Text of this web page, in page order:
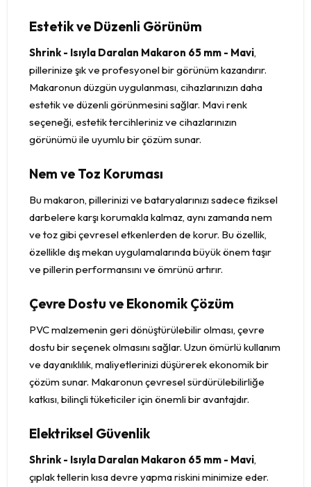
Estetik ve Düzenli Görünüm
Shrink - Isıyla Daralan Makaron 65 mm - Mavi,
pillerinize şık ve profesyonel bir görünüm kazandırır.
Makaronun düzgün uygulanması, cihazlarınızın daha
estetik ve düzenli görünmesini sağlar. Mavi renk
seçeneği, estetik tercihleriniz ve cihazlarınızın
görünümü ile uyumlu bir çözüm sunar.
Nem ve Toz Koruması
Bu makaron, pillerinizi ve bataryalarınızı sadece fiziksel
darbelere karşı korumakla kalmaz, aynı zamanda nem
ve toz gibi çevresel etkenlerden de korur. Bu özellik,
özellikle dış mekan uygulamalarında büyük önem taşır
ve pillerin performansını ve ömrünü artırır.
Çevre Dostu ve Ekonomik Çözüm
PVC malzemenin geri dönüştürülebilir olması, çevre
dostu bir seçenek olmasını sağlar. Uzun ömürlü kullanım
ve dayanıklılık, maliyetlerinizi düşürerek ekonomik bir
çözüm sunar. Makaronun çevresel sürdürülebilirliğe
katkısı, bilinçli tüketiciler için önemli bir avantajdır.
Elektriksel Güvenlik
Shrink - Isıyla Daralan Makaron 65 mm - Mavi,
çıplak tellerin kısa devre yapma riskini minimize eder.